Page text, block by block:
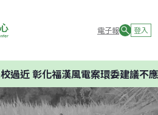
電子報 登入
漢風電案環委建議不應開發